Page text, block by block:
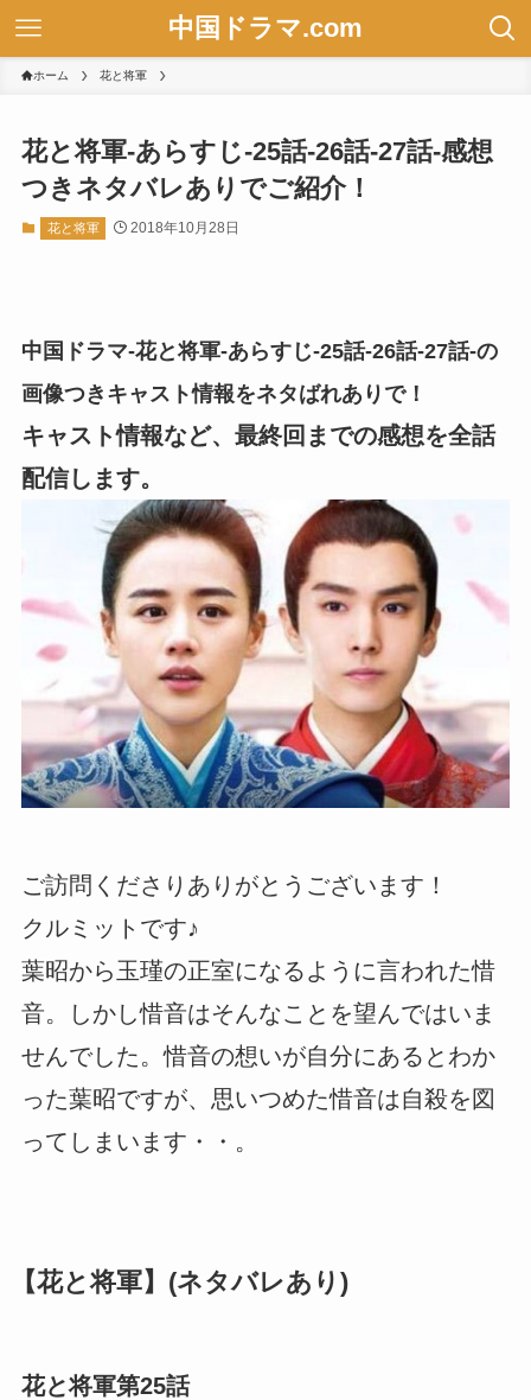
中国ドラマ.com
ホーム 花と将軍
花と将軍-あらすじ-25話-26話-27話-感想
つきネタバレありでご紹介！
花と将軍 2018年10月28日
中国ドラマ-花と将軍-あらすじ-25話-26話-27話-の
画像つきキャスト情報をネタばれありで！
キャスト情報など、最終回までの感想を全話
配信します。
ご訪問くださりありがとうございます！
クルミットです♪
葉昭から玉瑾の正室になるように言われた惜
音。しかし惜音はそんなことを望んではいま
せんでした。惜音の想いが自分にあるとわか
った葉昭ですが、思いつめた惜音は自殺を図
ってしまいます・・。
【花と将軍】(ネタバレあり)
花と将軍第25話